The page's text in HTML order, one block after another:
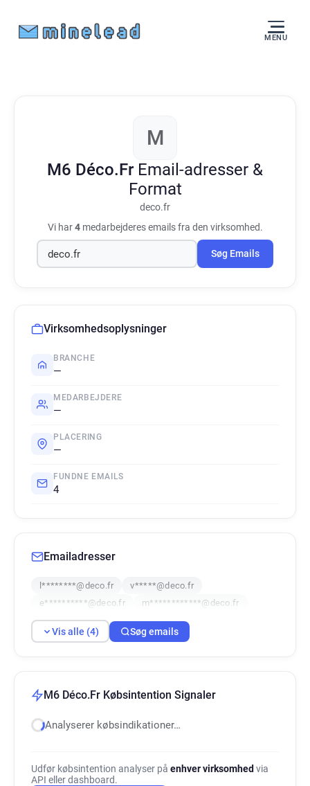
MENU
M
M6 Déco.Fr Email-adresser &
Format
deco.fr
Vi har4medarbejderes emails fra den virksomhed.
Søg Emails
Virksomhedsoplysninger
BRANCHE
—
MEDARBEJDERE
—
PLACERING
—
FUNDNE EMAILS
4
Emailadresser
l********@deco.fr
v*****@deco.fr
e**********@deco.fr
m************@deco.fr
Vis alle (4) Søg emails
M6 Déco.Fr Købsintention Signaler
Analyserer købsindikationer…
Udfør købsintention analyser på enhver virksomhed via
API eller dashboard.